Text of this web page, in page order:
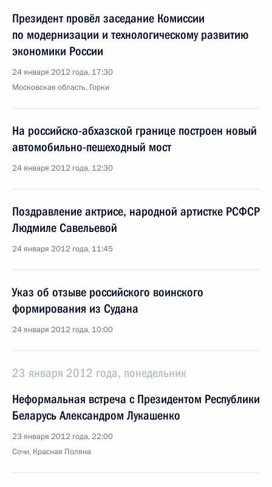
Президент провёл заседание Комиссии
по модернизации и технологическому развитию
экономики России
24 января 2012 года, 17:30
Московская область, Горки
На российско-абхазской границе построен новый
автомобильно-пешеходный мост
24 января 2012 года, 12:30
Поздравление актрисе, народной артистке РСФСР
Людмиле Савельевой
24 января 2012 года, 11:45
Указ об отзыве российского воинского
формирования из Судана
24 января 2012 года, 10:00
23 января 2012 года, понедельник
Неформальная встреча с Президентом Республики
Беларусь Александром Лукашенко
23 января 2012 года, 22:00
Сочи, Красная Поляна